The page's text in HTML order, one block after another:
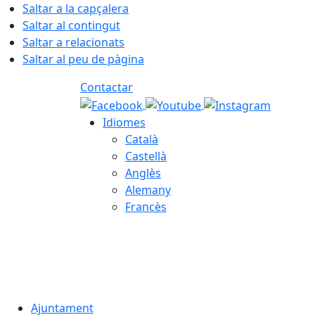
Saltar a la capçalera
Saltar al contingut
Saltar a relacionats
Saltar al peu de pàgina
Contactar
Idiomes
Català
Castellà
Anglès
Alemany
Francès
Ajuntament